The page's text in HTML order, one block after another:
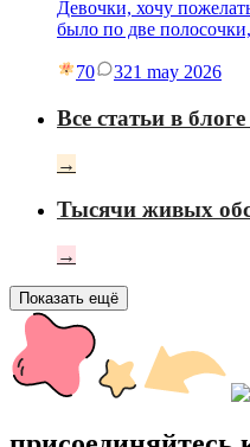
Девочки, хочу
было по две
70 321 may 2026
Все статьи в
→
Тысячи живых
→
Показать ещё